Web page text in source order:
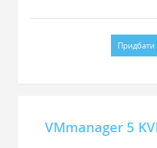
Придбати
VMmanager 5